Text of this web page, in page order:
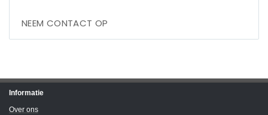
NEEM CONTACT OP
Informatie
Over ons